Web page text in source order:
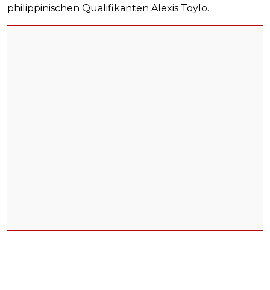
philippinischen Qualifikanten Alexis Toylo.